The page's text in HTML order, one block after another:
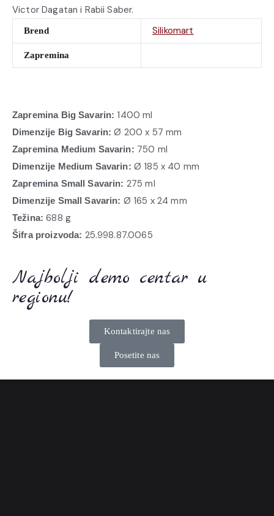
Victor Dagatan i Rabii Saber.
Brend Silikomart
Zapremina
Zapremina Big Savarin: 1400 ml
Dimenzije Big Savarin: Ø 200 x 57 mm
Zapremina Medium Savarin: 750 ml
Dimenzije Medium Savarin: Ø 185 x 40 mm
Zapremina Small Savarin: 275 ml
Dimenzije Small Savarin: Ø 165 x 24 mm
Težina: 688 g
Šifra proizvoda: 25.998.87.0065
Najbolji demo centar u
regionu!
Kontaktirajte nas
Posetite nas